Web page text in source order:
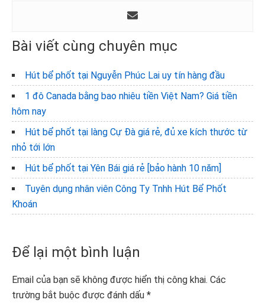
Bài viết cùng chuyên mục
Hút bể phốt tại Nguyễn Phúc Lai uy tín hàng đầu
1 đô Canada bằng bao nhiêu tiền Việt Nam? Giá tiền
hôm nay
Hút bể phốt tại làng Cự Đà giá rẻ, đủ xe kích thước từ
nhỏ tới lớn
Hút bể phốt tại Yên Bái giá rẻ [bảo hành 10 năm]
Tuyên dụng nhân viên Công Ty Tnhh Hút Bể Phốt
Khoán
Reader
Interactions
Để lại một bình luận
Email của bạn sẽ không được hiển thị công khai. Các
trường bắt buộc được đánh dấu *